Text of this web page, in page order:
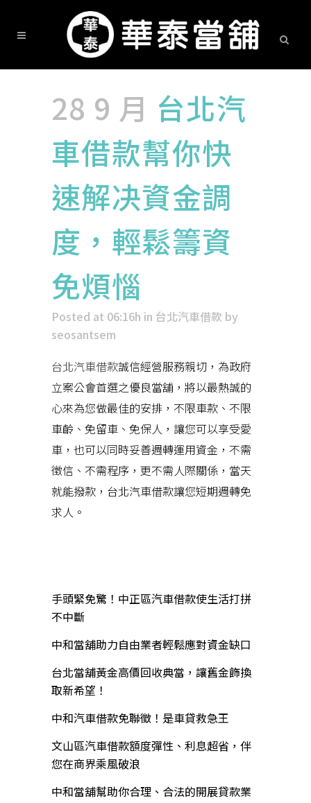
28 9 月 台北汽
車借款幫你快
速解决資金調
度，輕鬆籌資
免煩惱
Posted at 06:16h in 台北汽車借款 by
seosantsem
台北汽車借款誠信經營服務親切，為政府
立案公會首選之優良當舖，將以最熱誠的
心來為您做最佳的安排，不限車款、不限
車齡、免留車、免保人，讓您可以享受愛
車，也可以同時妥善週轉運用資金，不需
徵信、不需程序，更不需人際關係，當天
就能撥款，台北汽車借款讓您短期週轉免
求人。
手頭緊免驚！中正區汽車借款使生活打拼
不中斷
中和當舖助力自由業者輕鬆應對資金缺口
台北當舖黃金高價回收典當，讓舊金飾換
取新希望！
中和汽車借款免聯徵！是車貸救急王
文山區汽車借款額度彈性、利息超省，伴
您在商界乘風破浪
中和當舖幫助你合理、合法的開展貸款業